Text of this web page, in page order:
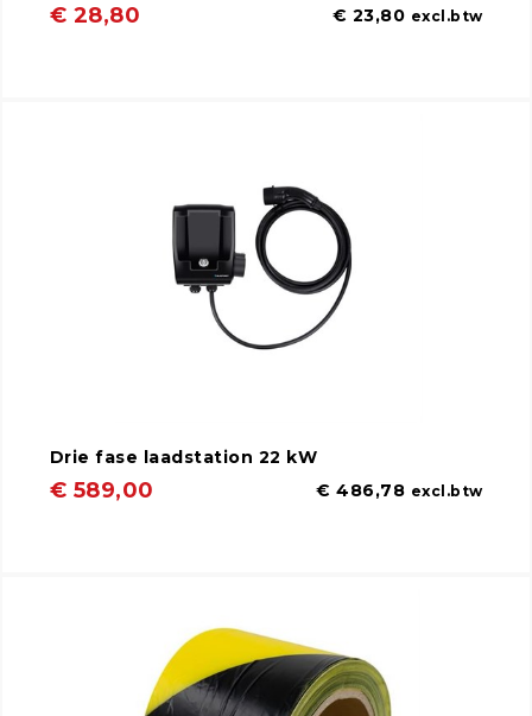
€ 28,80 € 23,80 excl.btw
Drie fase laadstation 22 kW
€ 589,00 € 486,78 excl.btw